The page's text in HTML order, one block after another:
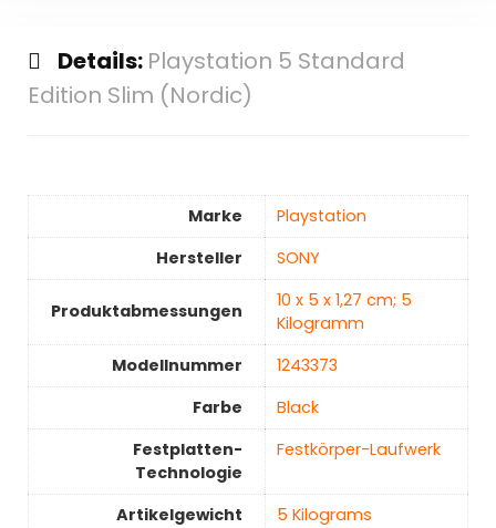
Details: Playstation 5 Standard
Edition Slim (Nordic)
Marke
‎Playstation
Hersteller
‎SONY
Produktabmessungen
‎10 x 5 x 1,27 cm; 5
Kilogramm
Modellnummer
‎1243373
Farbe
‎Black
Festplatten-
Technologie
‎Festkörper-Laufwerk
Artikelgewicht ‎5 Kilograms